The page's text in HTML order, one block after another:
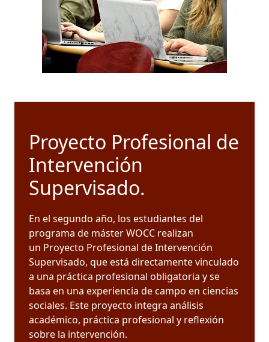
Proyecto Profesional de
Intervención
Supervisado.
En el segundo año, los estudiantes del
programa de máster WOCC realizan
un Proyecto Profesional de Intervención
Supervisado, que está directamente vinculado
a una práctica profesional obligatoria y se
basa en una experiencia de campo en ciencias
sociales. Este proyecto integra análisis
académico, práctica profesional y reflexión
sobre la intervención.